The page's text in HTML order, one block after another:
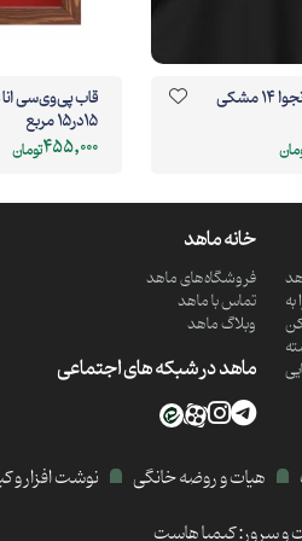
مشکی
قاب پی‌وی‌سی
15در15 مربع
455,000تومان
ماهد
خانه ماهد
فروشگاه‌های ماهد
تماس با ماهد
وبلاگ ماهد
ماهد در شبکه های اجتماعی
هیات و روضه خانگی نوشت افزار و
و سرور:کیمیا هاست